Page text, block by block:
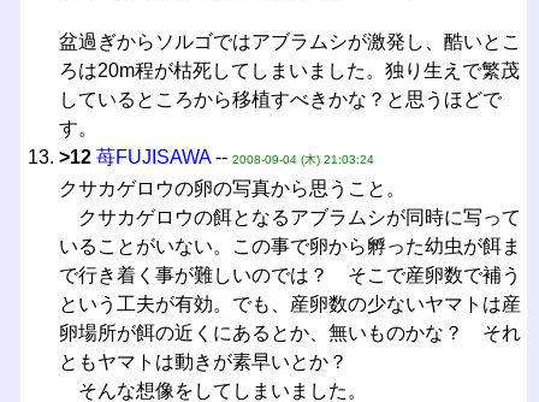
盆過ぎからソルゴではアブラムシが激発し、酷いとこ
ろは20m程が枯死してしまいました。独り生えで繁茂
しているところから移植すべきかな？と思うほどで
す。
>12 苺FUJISAWA-- 2008-09-04 (木) 21:03:24
クサカゲロウの卵の写真から思うこと。
クサカゲロウの餌となるアブラムシが同時に写って
いることがいない。この事で卵から孵った幼虫が餌ま
で行き着く事が難しいのでは？ そこで産卵数で補う
という工夫が有効。でも、産卵数の少ないヤマトは産
卵場所が餌の近くにあるとか、無いものかな？ それ
ともヤマトは動きが素早いとか？
そんな想像をしてしまいました。